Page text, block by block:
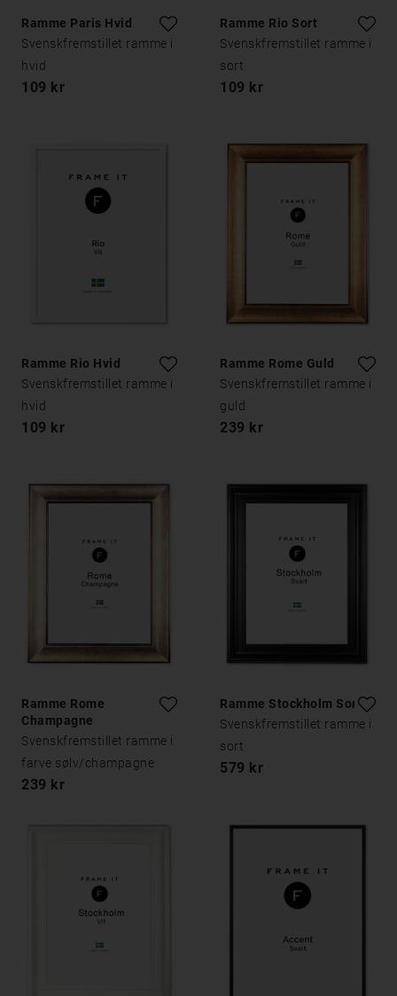
Ramme Paris Hvid
Svenskfremstillet ramme i
hvid
109 kr
Ramme Rio Sort
Svenskfremstillet ramme i
sort
109 kr
Ramme Rio Hvid
Svenskfremstillet ramme i
hvid
109 kr
Ramme Rome Guld
Svenskfremstillet ramme i
guld
239 kr
Ramme Rome
Champagne
Svenskfremstillet ramme i
farve sølv/champagne
239 kr
Ramme Stockholm Sort
Svenskfremstillet ramme i
sort
579 kr